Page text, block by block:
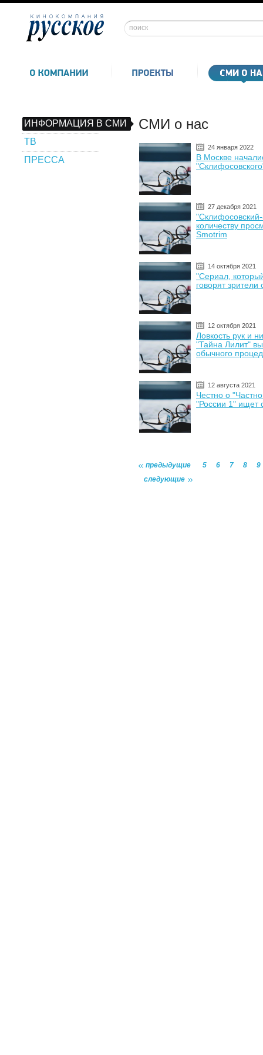
ИНФОРМАЦИЯ В СМИ
ТВ
ПРЕССА
СМИ о нас
24 января 2022
В Москве
27 декабря 2021
количеству
Smotrim
14 октября 2021
"Сериал,
говорят
12 октября 2021
Ловкость рук и
"Тайна Лилит"
обычного
12 августа 2021
Честно о
"России 1" ищет
предыдущие 5 6 7 8
9
следующие